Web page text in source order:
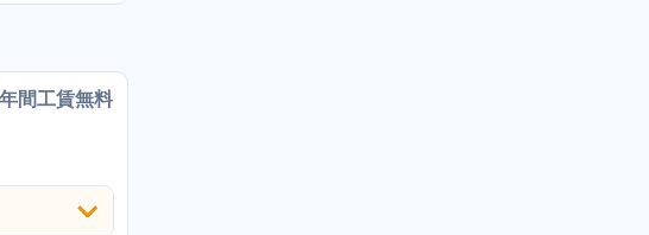
間工賃無料